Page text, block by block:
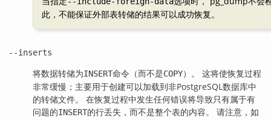
此，不能保证外部表转储的结果可以成功恢复。
--inserts
将数据转储为INSERT命令（而不是COPY）。 这将使恢复过程
非常缓慢；主要用于创建可以加载到非PostgreSQL数据库中
的转储文件。 在恢复过程中发生任何错误将导致只有属于有
问题的INSERT的行丢失，而不是整个表的内容。 请注意，如